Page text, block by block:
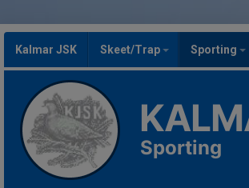
Kalmar JSK Skeet/Trap Sporting
Sporting